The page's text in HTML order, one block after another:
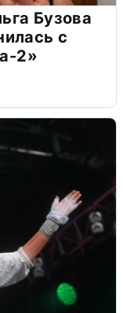
Бузова
с
2»